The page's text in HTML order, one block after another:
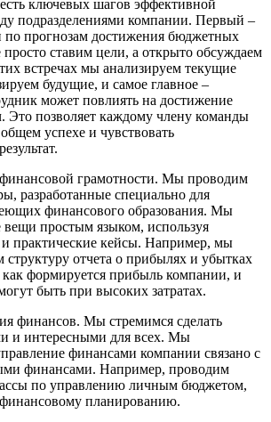
ключевых шагов эффективной
подразделениями компании. Первый –
по прогнозам достижения бюджетных
ставим цели, а открыто обсуждаем
встречах мы анализируем текущие
будущие, и самое главное –
может повлиять на достижение
Это позволяет каждому члену команды
успехе и чувствовать
грамотности. Мы проводим
разработанные специально для
финансового образования. Мы
простым языком, используя
практические кейсы. Например, мы
структуру отчета о прибылях и убытках
формируется прибыль компании, и
быть при высоких затратах.
финансов. Мы стремимся сделать
и интересными для всех. Мы
финансами компании связано с
финансами. Например, проводим
по управлению личным бюджетом,
планированию.